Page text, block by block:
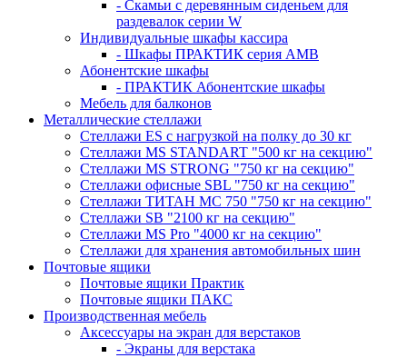
- Скамьи с деревянным сиденьем для
раздевалок серии W
Индивидуальные шкафы кассира
- Шкафы ПРАКТИК серия AMB
Абонентские шкафы
- ПРАКТИК Абонентские шкафы
Мебель для балконов
Металлические стеллажи
Стеллажи ES с нагрузкой на полку до 30 кг
Стеллажи MS STANDART "500 кг на секцию"
Стеллажи MS STRONG "750 кг на секцию"
Стеллажи офисные SBL "750 кг на секцию"
Стеллажи ТИТАН МС 750 "750 кг на секцию"
Стеллажи SB "2100 кг на секцию"
Стеллажи MS Pro "4000 кг на секцию"
Стеллажи для хранения автомобильных шин
Почтовые ящики
Почтовые ящики Практик
Почтовые ящики ПАКС
Производственная мебель
Аксессуары на экран для верстаков
- Экраны для верстака